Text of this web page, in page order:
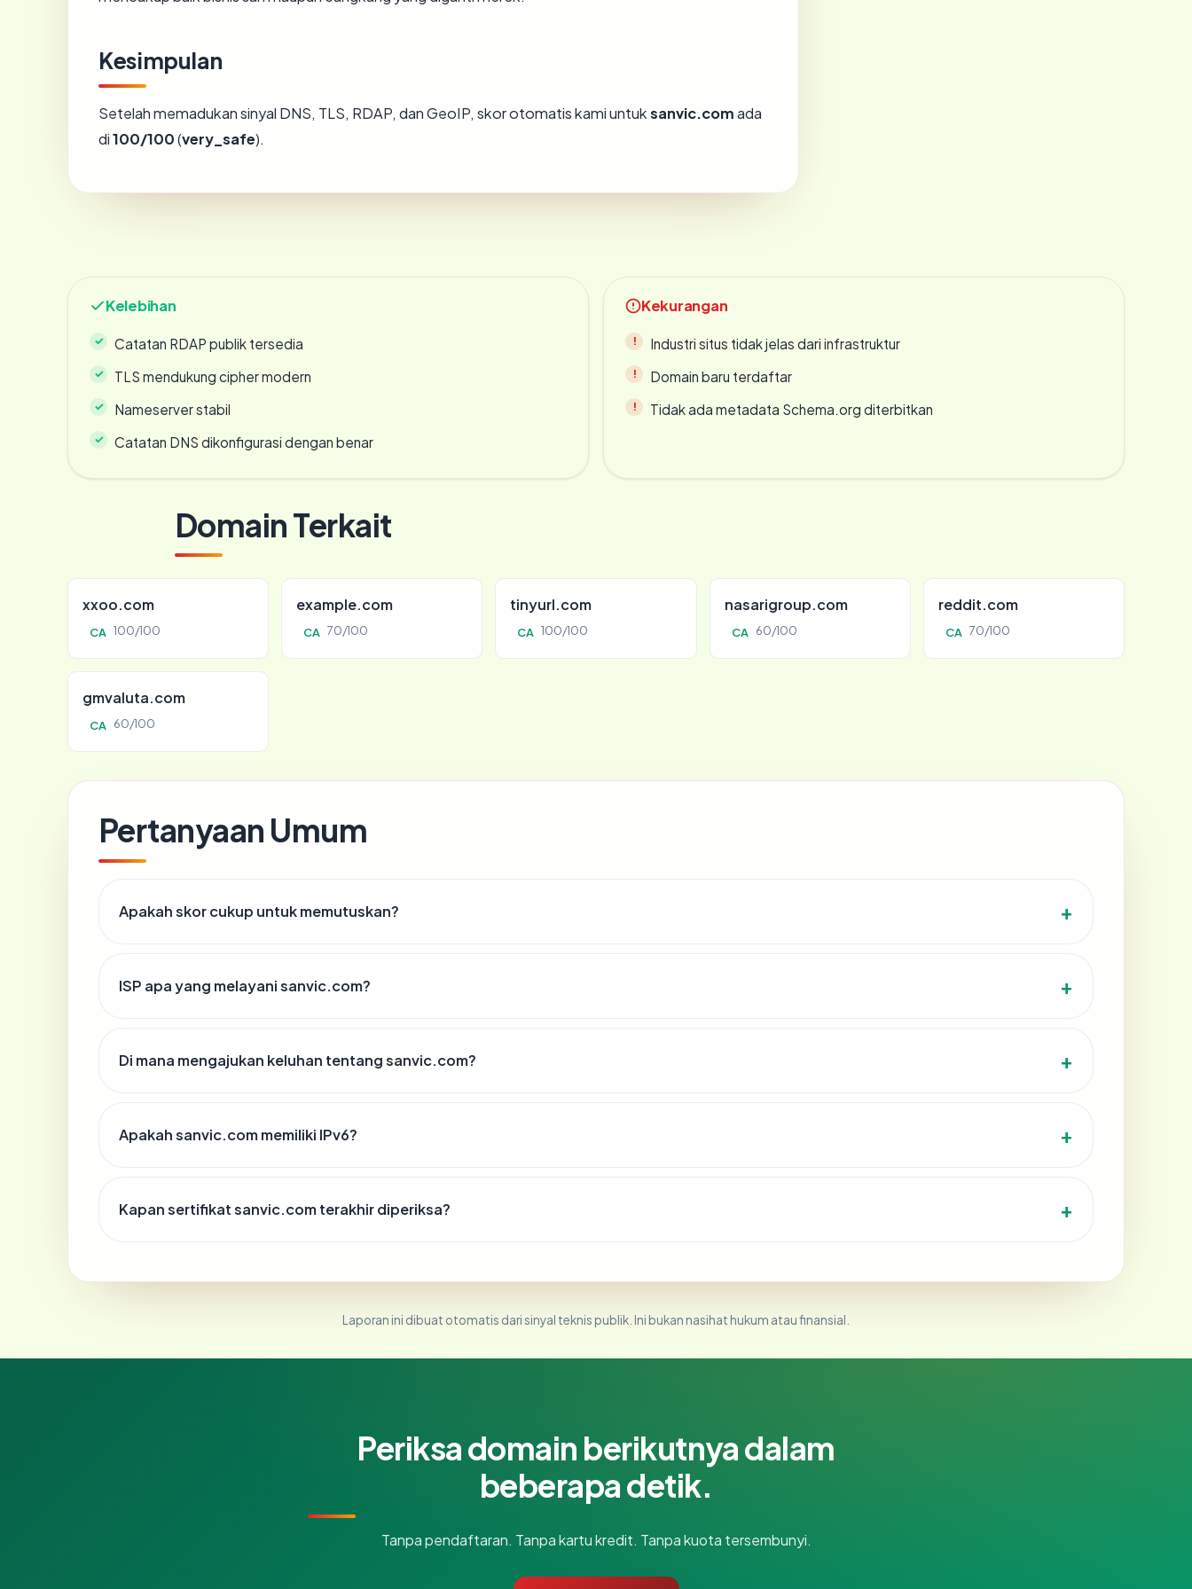
Kesimpulan
Setelah memadukan sinyal DNS, TLS, RDAP, dan GeoIP, skor otomatis kami untuksanvic.comada
di100/100(very_safe).
Kelebihan
Catatan RDAP publik tersedia
TLS mendukung cipher modern
Nameserver stabil
Catatan DNS dikonfigurasi dengan benar
Kekurangan
Industri situs tidak jelas dari infrastruktur
Domain baru terdaftar
Tidak ada metadata Schema.org diterbitkan
Domain Terkait
xxoo.com
CA 100/100
example.com
CA 70/100
tinyurl.com
CA 100/100
nasarigroup.com
CA 60/100
reddit.com
CA 70/100
gmvaluta.com
CA 60/100
Pertanyaan Umum
Apakah skor cukup untuk memutuskan?
ISP apa yang melayani sanvic.com?
Di mana mengajukan keluhan tentang sanvic.com?
Apakah sanvic.com memiliki IPv6?
Kapan sertifikat sanvic.com terakhir diperiksa?
Laporan ini dibuat otomatis dari sinyal teknis publik. Ini bukan nasihat hukum atau finansial.
Periksa domain berikutnya dalam
beberapa detik.
Tanpa pendaftaran. Tanpa kartu kredit. Tanpa kuota tersembunyi.